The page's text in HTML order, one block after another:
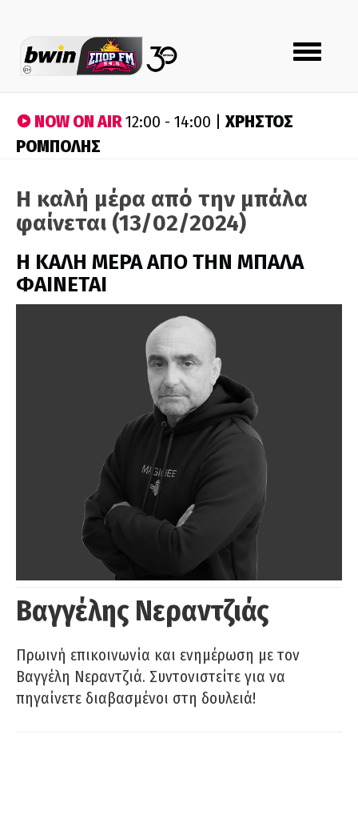
Toggle
navigation
NOW ON AIR12:00 - 14:00 | ΧΡΗΣΤΟΣ
ΡΟΜΠΟΛΗΣ
Η καλή μέρα από την μπάλα
φαίνεται (13/02/2024)
H ΚΑΛΗ ΜΕΡΑ ΑΠΟ ΤΗΝ ΜΠΑΛΑ
ΦΑΙΝΕΤΑΙ
Βαγγέλης Νεραντζιάς
Πρωινή επικοινωνία και ενημέρωση με τον
Βαγγέλη Νεραντζιά. Συντονιστείτε για να
πηγαίνετε διαβασμένοι στη δουλειά!